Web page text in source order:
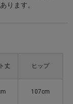
ります。
丈 ヒップ
107cm